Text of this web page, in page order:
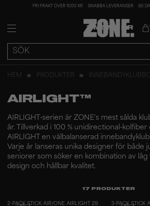
FRI FRAKT ÖVER 1000 KR SNABBA LEVERANSER 60
MEMBER
HEM PRODUKTER
AIRLIGHT™
AIRLIGHT-serien är ZONE's mest sålda
år. Tillverkad i 100 % unidirectional-
AIRLIGHT en välbalanserad
Varje år lanseras unika designer för både
seniorer som söker en kombination av låg
design och hållbar kvalitet.
17 PRODUKTER
2-PACK STICK AIR/ONE AIRLIGHT 29
3-PACK STICK